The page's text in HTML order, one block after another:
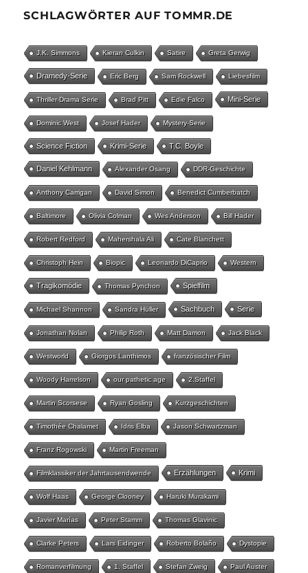
SCHLAGWÖRTER AUF TOMMR.DE
J.K. Simmons Kieran Culkin Satire Greta Gerwig
Dramedy-Serie Eric Berg Sam Rockwell Liebesfilm
Thriller-Drama Serie Brad Pitt Edie Falco Mini-Serie
Dominic West Josef Hader Mystery-Serie
Science Fiction Krimi-Serie T.C. Boyle
Daniel Kehlmann Alexander Osang DDR-Geschichte
Anthony Carrigan David Simon Benedict Cumberbatch
Baltimore Olivia Colman Wes Anderson Bill Hader
Robert Redford Mahershala Ali Cate Blanchett
Christoph Hein Biopic Leonardo DiCaprio Western
Tragikomödie Thomas Pynchon Spielfilm
Michael Shannon Sandra Hüller Sachbuch Serie
Jonathan Nolan Philip Roth Matt Damon Jack Black
Westworld Giorgos Lanthimos französischer Film
Woody Harrelson our pathetic age 2.Staffel
Martin Scorsese Ryan Gosling Kurzgeschichten
Timothée Chalamet Idris Elba Jason Schwartzman
Franz Rogowski Martin Freeman
Filmklassiker der Jahrtausendwende Erzählungen Krimi
Wolf Haas George Clooney Haruki Murakami
Javier Marías Peter Stamm Thomas Glavinic
Clarke Peters Lars Eidinger Roberto Bolaño Dystopie
Romanverfilmung 1. Staffel Stefan Zweig Paul Auster